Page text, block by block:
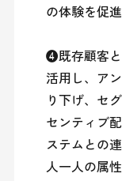
の体験を促進
❹既存顧客と
活用し、ア
り下げ、セ
センティブ
ステムとの
人一人の属